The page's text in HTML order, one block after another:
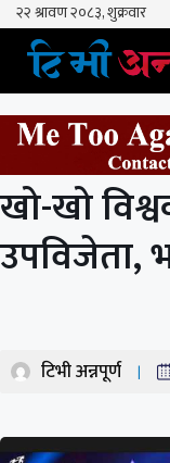
Skip
content
खो-खो
उपविजेता,
टिभी अन्नपूर्ण